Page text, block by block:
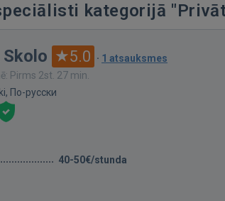
kategorijā
Skolo 5.0 · 1 atsauksmes
Pirms 2st. 27 min.
По-русски
40-50€/stunda